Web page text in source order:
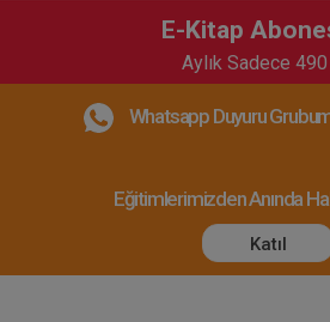
E-Kitap
Aylık Sadece
Whatsapp Duyuru
Eğitimlerimizden Anında
Katıl